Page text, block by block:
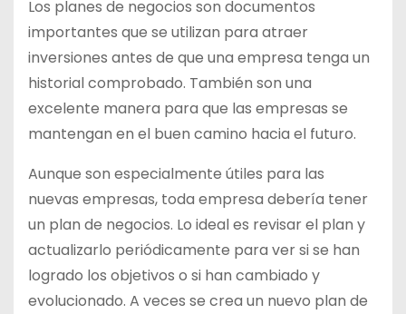
Los planes de negocios son documentos
importantes que se utilizan para atraer
inversiones antes de que una empresa tenga un
historial comprobado. También son una
excelente manera para que las empresas se
mantengan en el buen camino hacia el futuro.
Aunque son especialmente útiles para las
nuevas empresas, toda empresa debería tener
un plan de negocios. Lo ideal es revisar el plan y
actualizarlo periódicamente para ver si se han
logrado los objetivos o si han cambiado y
evolucionado. A veces se crea un nuevo plan de